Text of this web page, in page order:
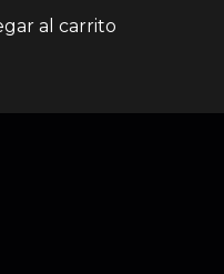
al carrito